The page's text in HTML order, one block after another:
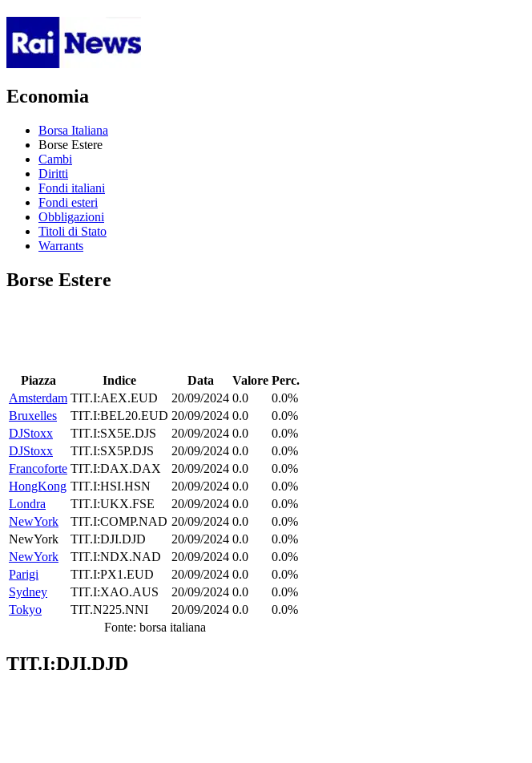
Economia
Borsa Italiana
Borse Estere
Cambi
Diritti
Fondi italiani
Fondi esteri
Obbligazioni
Titoli di Stato
Warrants
Borse Estere
Piazza Indice Data Valore Perc.
Amsterdam TIT.I:AEX.EUD 20/09/2024 0.0
0.0%
Bruxelles
TIT.I:BEL20.EUD 20/09/2024 0.0
0.0%
DJStoxx
TIT.I:SX5E.DJS 20/09/2024 0.0
0.0%
DJStoxx
TIT.I:SX5P.DJS 20/09/2024 0.0
0.0%
Francoforte TIT.I:DAX.DAX 20/09/2024 0.0
0.0%
HongKong TIT.I:HSI.HSN 20/09/2024 0.0
0.0%
Londra
TIT.I:UKX.FSE 20/09/2024 0.0
0.0%
NewYork
TIT.I:COMP.NAD 20/09/2024 0.0
0.0%
NewYork
TIT.I:DJI.DJD 20/09/2024 0.0
0.0%
NewYork
TIT.I:NDX.NAD 20/09/2024 0.0
0.0%
Parigi
TIT.I:PX1.EUD 20/09/2024 0.0
0.0%
Sydney
TIT.I:XAO.AUS 20/09/2024 0.0
0.0%
Tokyo
TIT.N225.NNI 20/09/2024 0.0
0.0%
Fonte: borsa italiana
TIT.I:DJI.DJD